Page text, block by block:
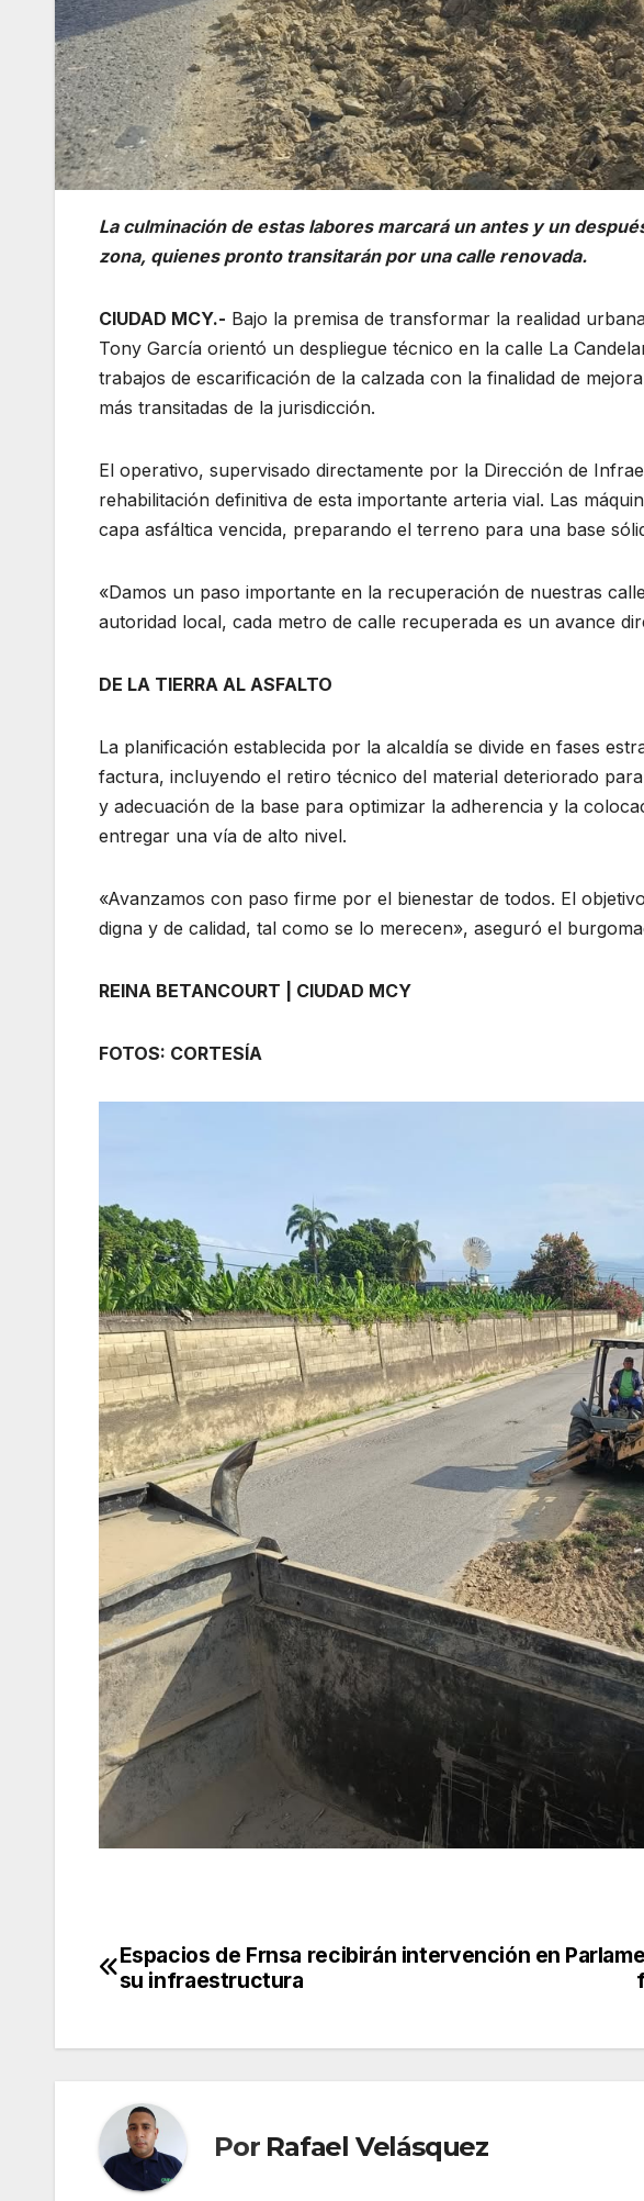
La culminación de estas labores marcará un antes y un
zona, quienes pronto transitarán por una calle renovada.
CIUDAD MCY.- Bajo la premisa de transformar la realidad
Tony García orientó un despliegue técnico en la calle La
trabajos de escarificación de la calzada con la finalidad de
más transitadas de la jurisdicción.
El operativo, supervisado directamente por la Dirección de
rehabilitación definitiva de esta importante arteria vial. Las
capa asfáltica vencida, preparando el terreno para una base
«Damos un paso importante en la recuperación de nuestras
autoridad local, cada metro de calle recuperada es un avance
DE LA TIERRA AL ASFALTO
La planificación establecida por la alcaldía se divide en fases
factura, incluyendo el retiro técnico del material deteriorado
y adecuación de la base para optimizar la adherencia y la
entregar una vía de alto nivel.
«Avanzamos con paso firme por el bienestar de todos. El
digna y de calidad, tal como se lo merecen», aseguró el
REINA BETANCOURT | CIUDAD MCY
FOTOS: CORTESÍA
Navegación
entradas
Espacios de Frnsa recibirán intervención en
su infraestructura
Por Rafael Velásquez